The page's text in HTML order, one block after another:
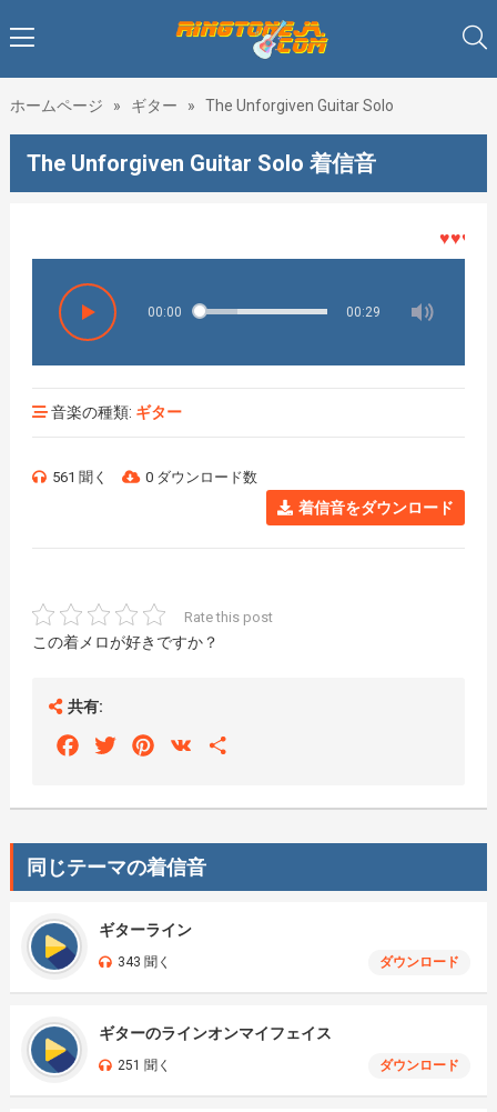
ホームページ » ギター » The Unforgiven Guitar Solo
The Unforgiven Guitar Solo 着信音
♥♥♥着メ
00:00 00:29
音楽の種類: ギター
561 聞く 0 ダウンロード数
着信音をダウンロード
Rate this post
この着メロが好きですか？
共有:
FacebookTwitterPinterest
VK
同じテーマの着信音
ギターライン
343 聞く ダウンロード
ギターのラインオンマイフェイス
251 聞く ダウンロード